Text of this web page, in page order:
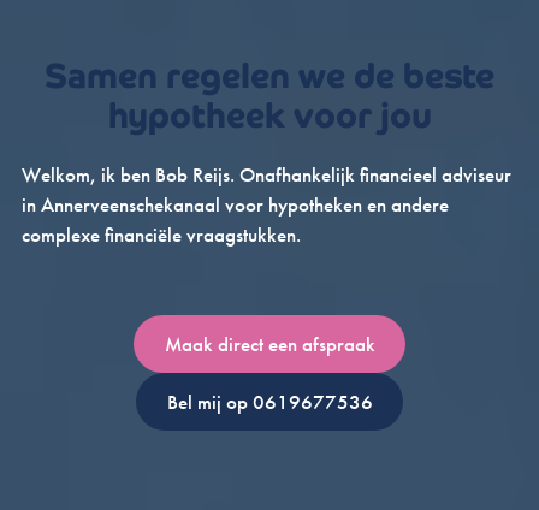
Samen regelen we de beste
hypotheek voor jou
Welkom, ik ben Bob Reijs. Onafhankelijk financieel adviseur
in Annerveenschekanaal voor hypotheken en andere
complexe financiële vraagstukken.
Maak direct een afspraak
Bel mij op 0619677536